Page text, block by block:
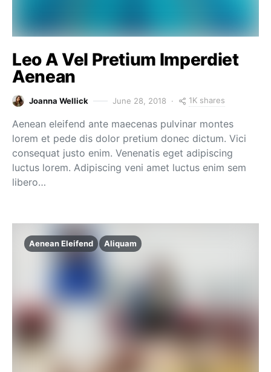
Leo A Vel Pretium Imperdiet
Aenean
Joanna Wellick June 28, 2018 1K shares
Aenean eleifend ante maecenas pulvinar montes
lorem et pede dis dolor pretium donec dictum. Vici
consequat justo enim. Venenatis eget adipiscing
luctus lorem. Adipiscing veni amet luctus enim sem
libero…
Aenean Eleifend Aliquam